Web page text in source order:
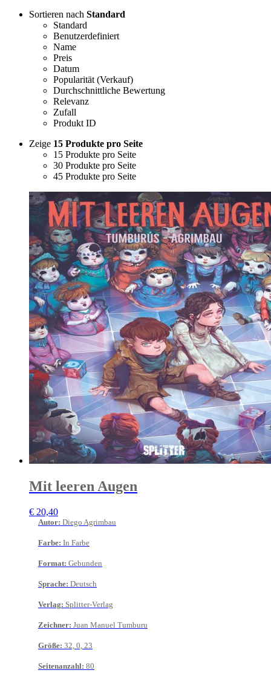
Sortieren nach Standard
Standard
Benutzerdefiniert
Name
Preis
Datum
Popularität (Verkauf)
Durchschnittliche Bewertung
Relevanz
Zufall
Produkt ID
Zeige 15 Produkte pro Seite
15 Produkte pro Seite
30 Produkte pro Seite
45 Produkte pro Seite
Mit leeren Augen
€ 20,40
Autor: Diego Agrimbau
Farbe: In Farbe
Format: Gebunden
Sprache: Deutsch
Verlag: Splitter-Verlag
Zeichner: Juan Manuel Tumburu
Größe: 32, 0, 23
Seitenanzahl: 80